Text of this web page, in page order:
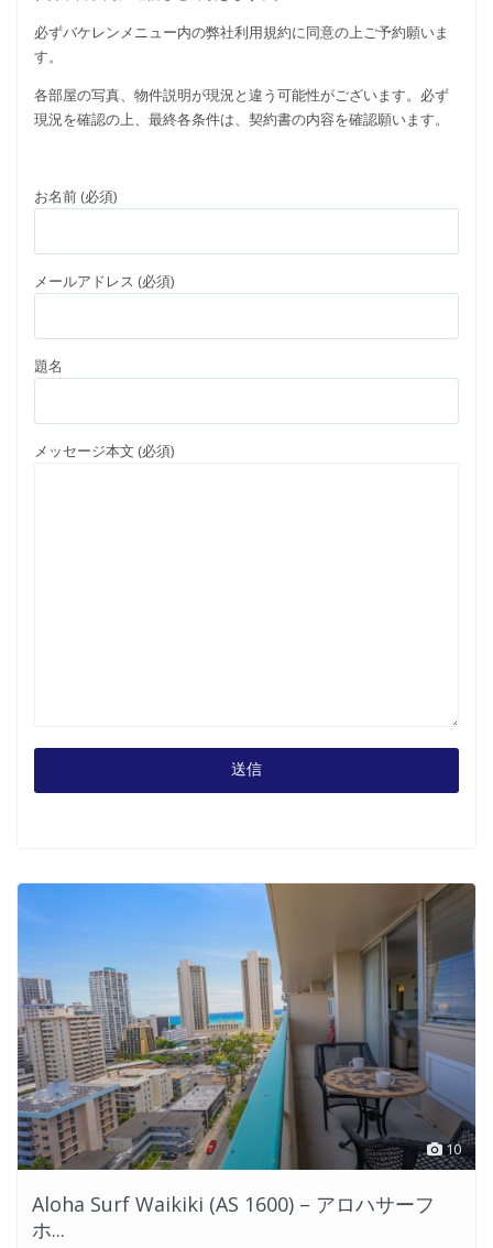
必ずバケレンメニュー内の弊社利用規約に同意の上ご予約願いま
す。
各部屋の写真、物件説明が現況と違う可能性がございます。必ず
現況を確認の上、最終各条件は、契約書の内容を確認願います。
お名前 (必須)
メールアドレス (必須)
題名
メッセージ本文 (必須)
10
Aloha Surf Waikiki (AS 1600) – アロハサーフ
ホ...